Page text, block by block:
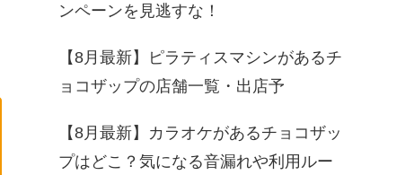
ンペーンを見逃すな！
【8月最新】ピラティスマシンがあるチ
ョコザップの店舗一覧・出店予
【8月最新】カラオケがあるチョコザッ
プはどこ？気になる音漏れや利用ルー